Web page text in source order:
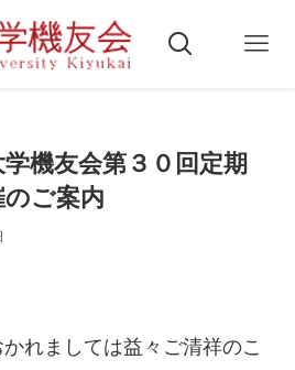
機友会第３０回定期
ご案内
れましては益々ご清祥のこ